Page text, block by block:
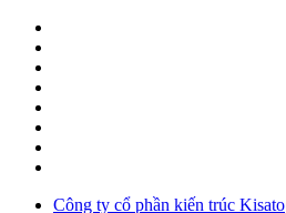
Công ty cổ phần kiến trúc Kisato